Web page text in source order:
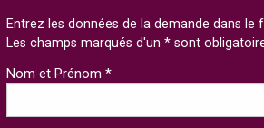
Entrez les données de la demande dans le
Les champs marqués d'un * sont
Nom et Prénom *